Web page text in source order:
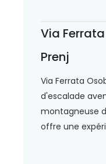
Via
Prenj
Via Ferrata
d'escalade
montagneuse
offre une